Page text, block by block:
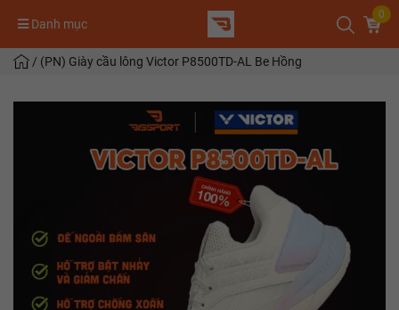
Danh mục
0
/ (PN) Giày cầu lông Victor P8500TD-AL Be Hồng